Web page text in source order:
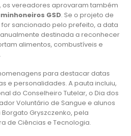
os vereadores aprovaram também
GSD. Se o projeto de
sancionado pelo prefeito, a data
destinada a reconhecer
alimentos, combustíveis e
para destacar datas
e personalidades. A pauta incluiu,
do Conselheiro Tutelar, o Dia dos
Voluntário de Sangue e alunos
Gryszczenko, pela
de Ciências e Tecnologia.